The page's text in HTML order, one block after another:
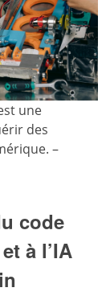
une
des
–
code
à l’IA